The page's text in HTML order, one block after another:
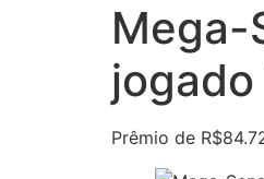
Mega-
Prêmio de